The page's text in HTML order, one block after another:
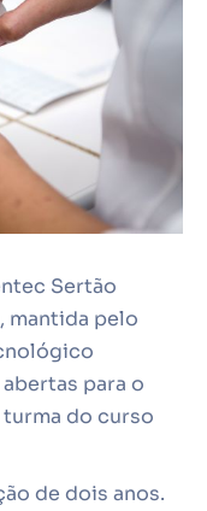
Sertão
mantida pelo
para o
do curso
de dois anos.